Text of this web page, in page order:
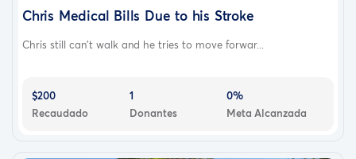
Chris Medical Bills Due to his Stroke
Chris still can't walk and he tries to move forwar...
$200
Recaudado
1
Donantes
0%
Meta Alcanzada